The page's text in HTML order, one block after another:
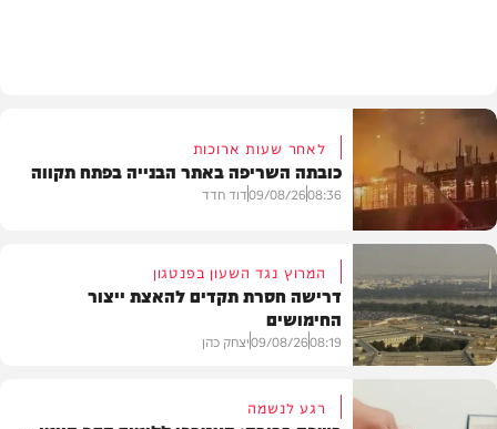
חדשות
לאחר שעות ארוכות
כובתה השריפה באתר הבנייה בפתח תקווה
08:36
09/08/26דוד חדד
המרוץ נגד השעון בפנטגון
דרישה חסרת תקדים להאצת ייצור
החימושים
08:19
09/08/26יצחק כהן
רגע לנשמה